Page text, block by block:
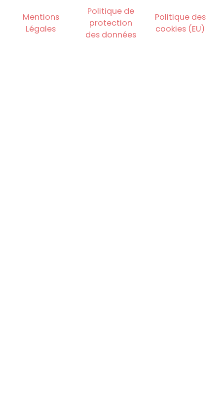
Mentions
Légales
Politique de
protection
des données
Politique des
cookies (EU)